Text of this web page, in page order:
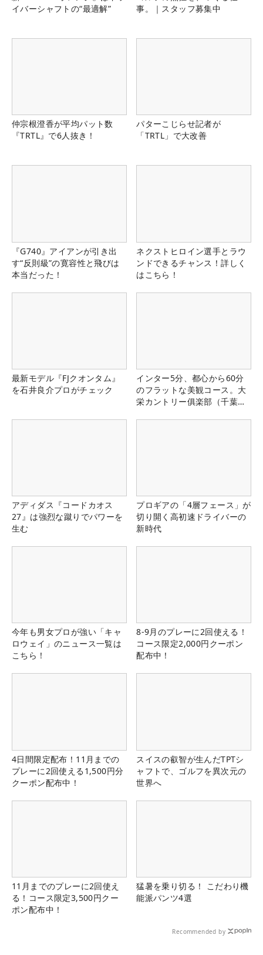
イバーシャフトの“最適解”
事。｜スタッフ募集中
仲宗根澄香が平均パット数
『TRTL』で6人抜き！
パターこじらせ記者が
「TRTL」で大改善
『G740』アイアンが引き出
す“反則級”の寛容性と飛びは
本当だった！
ネクストヒロイン選手とラウ
ンドできるチャンス！詳しく
はこちら！
最新モデル『FJクオンタム』
を石井良介プロがチェック
インター5分、都心から60分
のフラットな美観コース。大
栄カントリー俱楽部（千葉
アディダス『コードカオス
27』は強烈な蹴りでパワーを
生む
プロギアの「4層フェース」が
切り開く高初速ドライバーの
新時代
今年も男女プロが強い「キャ
ロウェイ」のニュース一覧は
こちら！
8-9月のプレーに2回使える！
コース限定2,000円クーポン
配布中！
4日間限定配布！11月までの
プレーに2回使える1,500円分
クーポン配布中！
スイスの叡智が生んだTPTシ
ャフトで、ゴルフを異次元の
世界へ
11月までのプレーに2回使え
る！コース限定3,500円クー
ポン配布中！
猛暑を乗り切る！ こだわり機
能派パンツ4選
Recommended by